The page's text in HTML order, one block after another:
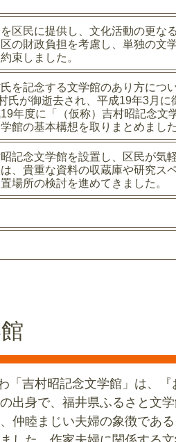
区民に提供し、文化活動の更な
の財政負担を考慮し、単独の文
束しました。
を記念する文学館のあり方につ
が御逝去され、平成19年3月
年度に「（仮称）吉村昭記念文
館の基本構想を取りまとめました
記念文学館を設置し、区民が気
、貴重な資料の収蔵庫や研究ス
場所の検討を進めてきました。
吉村昭記念文学館」は、
出身で、福井県ふるさと文
仲睦まじい夫婦の象徴であ